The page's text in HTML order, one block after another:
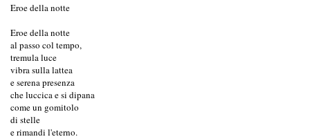
Eroe della notte
Eroe della notte
al passo col tempo,
tremula luce
vibra sulla lattea
e serena presenza
che luccica e si dipana
come un gomitolo
di stelle
e rimandi l'eterno.